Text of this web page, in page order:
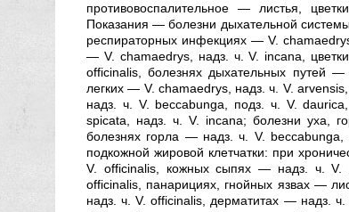
противовоспалительное — листья,
Показания — болезни дыхательной
респираторных инфекциях — V.
— V. chamaedrys, надз. ч. V. incana,
officinalis, болезнях дыхательных путей
легких — V. chamaedrys, надз. ч. V.
надз. ч. V. beccabunga, подз. ч. V.
spicata, надз. ч. V. incana; болезни уха,
болезнях горла — надз. ч. V.
подкожной жировой клетчатки: при
V. officinalis, кожных сыпях — надз. ч. V.
officinalis, панарициях, гнойных язвах —
надз. ч. V. officinalis, дерматитах — надз.